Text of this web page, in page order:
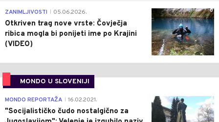
0
ZANIMLJIVOSTI 05.06.2026.
Otkriven trag nove vrste: Čovječja
ribica mogla bi ponijeti ime po Krajini
(VIDEO)
MONDO U SLOVENIJI
4
MONDO REPORTAŽA 16.02.2021.
"Socijalističko čudo nostalgično za